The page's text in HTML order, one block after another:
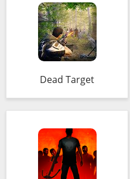
Dead Target